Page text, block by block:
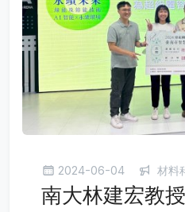
2024-06-04 材料
南大林建宏教